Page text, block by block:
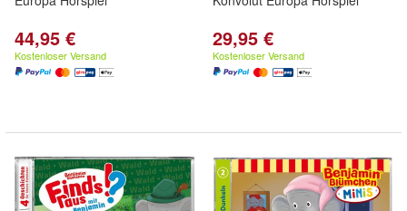
44,95 €
Kostenloser Versand
29,95 €
Kostenloser Versand